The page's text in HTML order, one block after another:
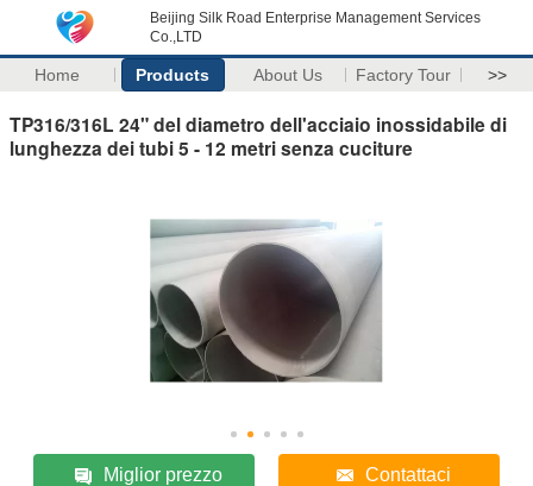
Beijing Silk Road Enterprise Management Services
Co.,LTD
Home Products About Us Factory Tour >>
TP316/316L 24" del diametro dell'acciaio inossidabile di
lunghezza dei tubi 5 - 12 metri senza cuciture
Miglior prezzo Contattaci